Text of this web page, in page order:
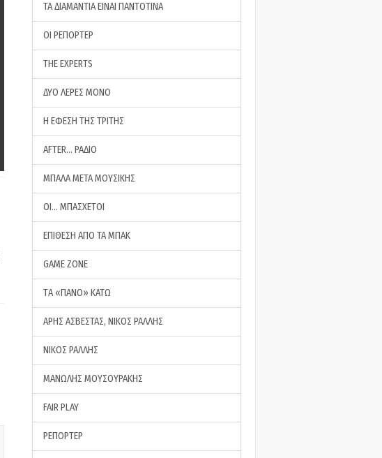
ΤΑ ΔΙΑΜΑΝΤΙΑ ΕΙΝΑΙ ΠΑΝΤΟΤΙΝΑ
ΟΙ ΡΕΠΟΡΤΕΡ
THE EXPERTS
ΔΥΟ ΛΕΡΕΣ ΜΟΝΟ
Η ΕΦΕΣΗ ΤΗΣ ΤΡΙΤΗΣ
AFTER… ΡΑΔΙΟ
ΜΠΑΛΑ ΜΕΤΑ ΜΟΥΣΙΚΗΣ
ΟΙ… ΜΠΑΣΧΕΤΟΙ
ΕΠΙΘΕΣΗ ΑΠΟ ΤΑ ΜΠΑΚ
GAME ZONE
ΤA «ΠΑΝΟ» ΚΑΤΩ
ΑΡΗΣ ΑΣΒΕΣΤΑΣ, ΝΙΚΟΣ ΡΑΛΛΗΣ
ΝΙΚΟΣ ΡΑΛΛΗΣ
ΜΑΝΩΛΗΣ ΜΟΥΣΟΥΡΑΚΗΣ
FAIR PLAY
ΡΕΠΟΡΤΕΡ